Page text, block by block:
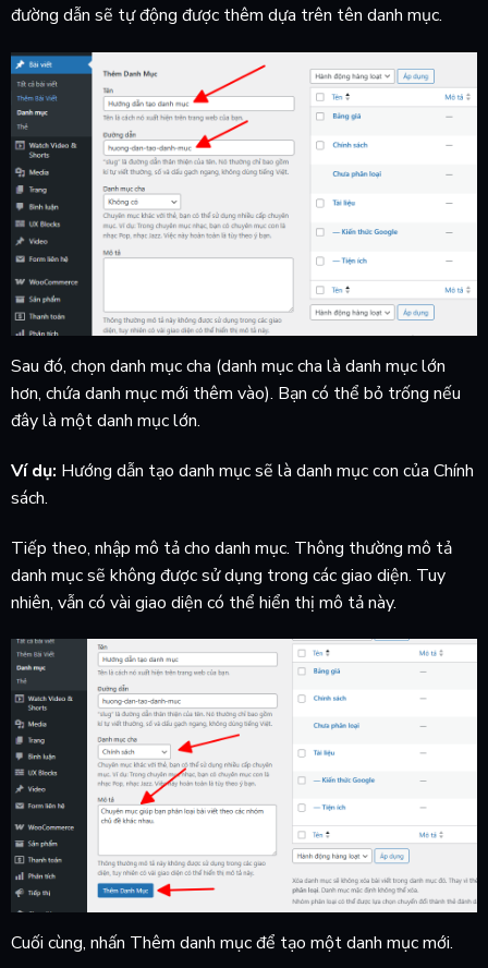
đường dẫn sẽ tự động được thêm dựa trên tên danh mục.
Sau đó, chọn danh mục cha (danh mục cha là danh mục lớn
hơn, chứa danh mục mới thêm vào). Bạn có thể bỏ trống nếu
đây là một danh mục lớn.
Ví dụ: Hướng dẫn tạo danh mục sẽ là danh mục con của Chính
sách.
Tiếp theo, nhập mô tả cho danh mục. Thông thường mô tả
danh mục sẽ không được sử dụng trong các giao diện. Tuy
nhiên, vẫn có vài giao diện có thể hiển thị mô tả này.
Cuối cùng, nhấn Thêm danh mục để tạo một danh mục mới.